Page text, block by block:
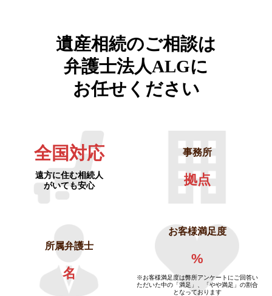
遺産相続のご相談は
弁護士法人ALGに
お任せください
全国対応
遠方に住む相続人
がいても安心
事務所
拠点
所属弁護士
名
お客様満足度
%
※お客様満足度は弊所アンケートにご回答い
ただいた中の「満足」、「やや満足」の割合
となっております